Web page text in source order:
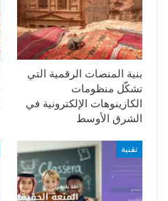
بنية المنصات الرقمية التي
تشكّل منظومات
الكازينوهات الإلكترونية في
الشرق الأوسط
تقنية